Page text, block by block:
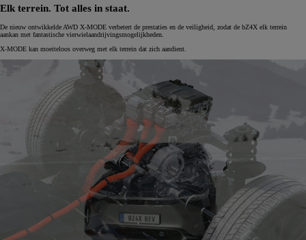
Elk terrein. Tot alles in staat.
De nieuw ontwikkelde AWD X-MODE verbetert de prestaties en de veiligheid, zodat de bZ4X elk terrein
aankan met fantastische vierwielaandrijvingsmogelijkheden.
X-MODE kan moeiteloos overweg met elk terrein dat zich aandient.